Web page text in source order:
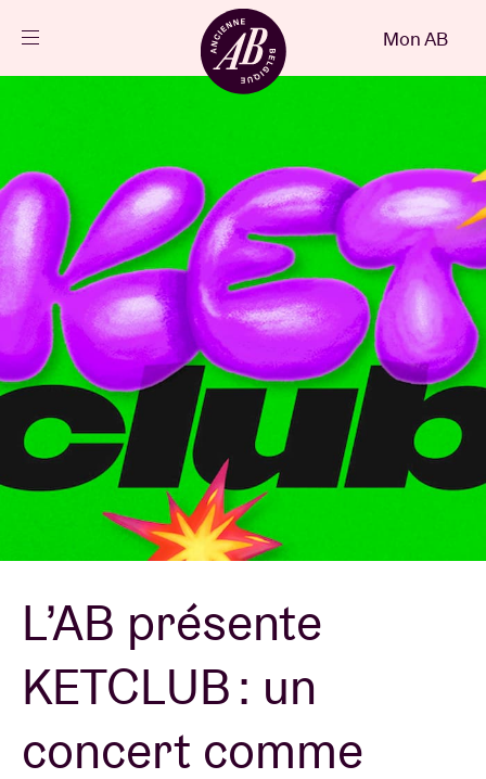
FR
Projets
Actualités
Infos visiteurs
AB ❤ you
Location de salles
BRDCST
ABtv
Chèque-concert
Mon AB
L’AB présente
KETCLUB : un
concert comme